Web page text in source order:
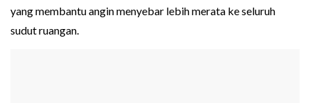
yang membantu angin menyebar lebih merata ke seluruh
sudut ruangan.